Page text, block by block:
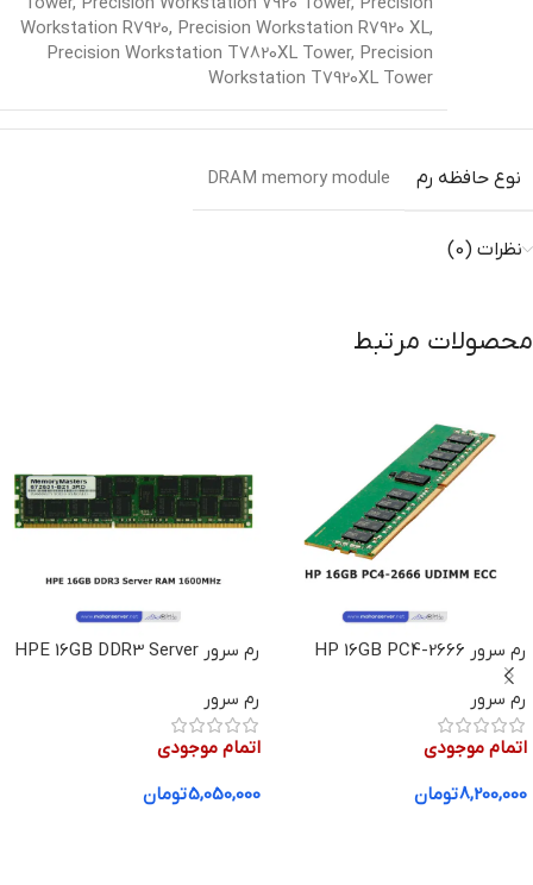
Workstation R7920, Precision Workstation R7920 XL,
Precision Workstation T7820XL Tower, Precision
Workstation T7920XL Tower
نوع حافظه رم DRAM memory module
نظرات (0)
محصولات مرتبط
رم سرور HP 16GB PC4-2666
UDIMM ECC
رم سرور
اتمام موجودی
8,200,000تومان
رم سرور HPE 16GB DDR3 Server
رم سرور
اتمام موجودی
5,050,000تومان